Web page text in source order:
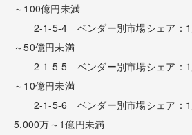
～100億円未満
2-1-5-4 ベンダー別市場シェア：1
～50億円未満
2-1-5-5 ベンダー別市場シェア：1
～10億円未満
2-1-5-6 ベンダー別市場シェア：1
5,000万～1億円未満